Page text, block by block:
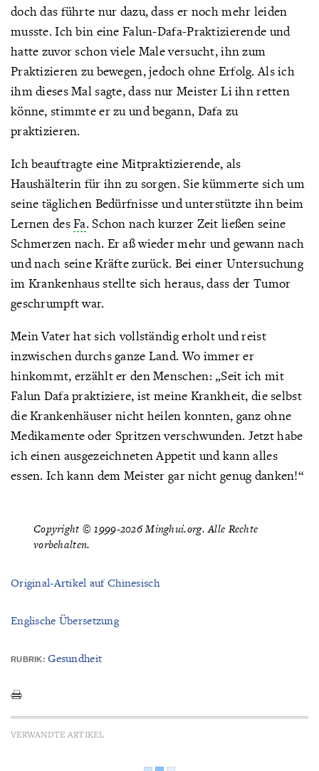
doch das führte nur dazu, dass er noch mehr leiden
musste. Ich bin eine Falun-Dafa-Praktizierende und
hatte zuvor schon viele Male versucht, ihn zum
Praktizieren zu bewegen, jedoch ohne Erfolg. Als ich
ihm dieses Mal sagte, dass nur Meister Li ihn retten
könne, stimmte er zu und begann, Dafa zu
praktizieren.
Ich beauftragte eine Mitpraktizierende, als
Haushälterin für ihn zu sorgen. Sie kümmerte sich um
seine täglichen Bedürfnisse und unterstützte ihn beim
Lernen desFa. Schon nach kurzer Zeit ließen seine
Schmerzen nach. Er aß wieder mehr und gewann nach
und nach seine Kräfte zurück. Bei einer Untersuchung
im Krankenhaus stellte sich heraus, dass der Tumor
geschrumpft war.
Mein Vater hat sich vollständig erholt und reist
inzwischen durchs ganze Land. Wo immer er
hinkommt, erzählt er den Menschen: „Seit ich mit
Falun Dafa praktiziere, ist meine Krankheit, die selbst
die Krankenhäuser nicht heilen konnten, ganz ohne
Medikamente oder Spritzen verschwunden. Jetzt habe
ich einen ausgezeichneten Appetit und kann alles
essen. Ich kann dem Meister gar nicht genug danken!“
Copyright © 1999-2026 Minghui.org. Alle Rechte
vorbehalten.
Original-Artikel auf Chinesisch
Englische Übersetzung
RUBRIK:Gesundheit
VERWANDTE ARTIKEL